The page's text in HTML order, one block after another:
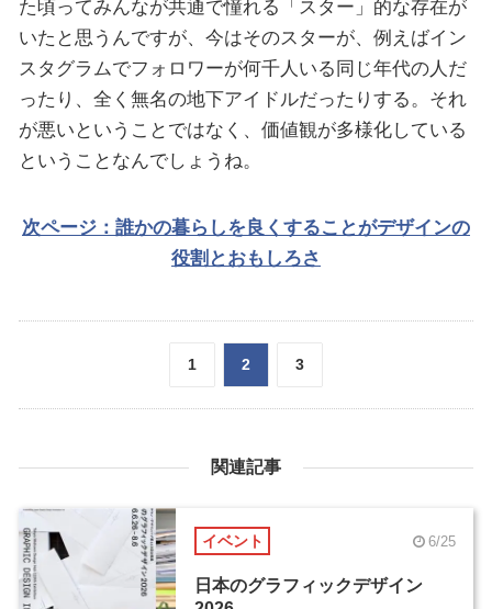
た頃ってみんなが共通で憧れる「スター」的な存在が
いたと思うんですが、今はそのスターが、例えばイン
スタグラムでフォロワーが何千人いる同じ年代の人だ
ったり、全く無名の地下アイドルだったりする。それ
が悪いということではなく、価値観が多様化している
ということなんでしょうね。
次ページ：誰かの暮らしを良くすることがデザインの
役割とおもしろさ
1 2 3
関連記事
イベント 6/25
日本のグラフィックデザイン